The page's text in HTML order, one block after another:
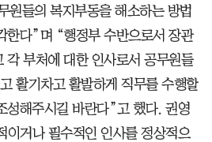
원들의 복지부동을 해소하는 방법
한다”며 “행정부 수반으로서 장관
각 부처에 대한 인사로서 공무원들
활기차고 활발하게 직무를 수행할
성해주시길 바란다”고 했다. 권영
이거나 필수적인 인사를 정상적으